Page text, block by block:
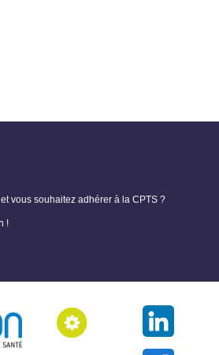
vous souhaitez adhérer à la CPTS ?
!